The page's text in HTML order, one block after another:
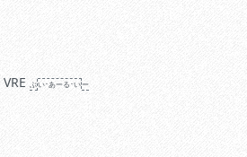
VRE ぶい･あーる･いー